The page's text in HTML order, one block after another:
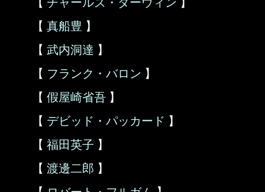
【 真船豊 】
【 武内洞達 】
【 フランク・バロン 】
【 假屋崎省吾 】
【 デビッド・パッカード 】
【 福田英子 】
【 渡邊二郎 】